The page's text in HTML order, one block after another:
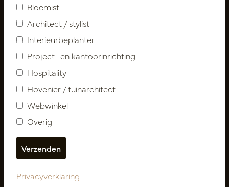
Nieuwsbrief
Bloemist
Architect / stylist
Interieurbeplanter
Project- en kantoorinrichting
Hospitality
Hovenier / tuinarchitect
Webwinkel
Overig
Privacyverklaring